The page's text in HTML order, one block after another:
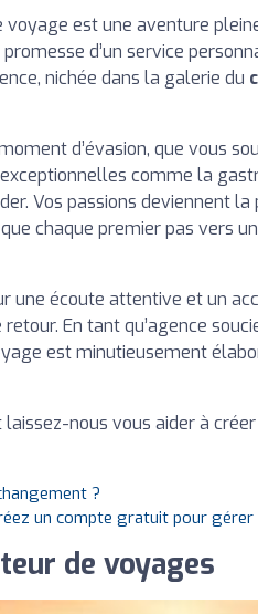
voyage est une aventure
d’un service
nichée dans la galerie du
d’évasion, que vous
comme la
Vos passions deviennent
chaque premier pas vers
une écoute attentive et un
En tant qu’agence
est minutieusement
nous vous aider à
?
un compte gratuit pour
de voyages